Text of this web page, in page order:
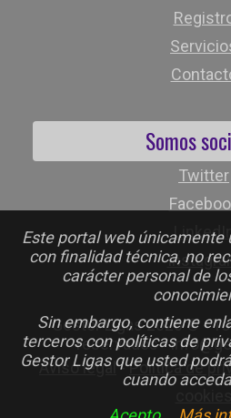
Este portal web únicamente
con finalidad técnica, no
carácter personal de
Sin embargo, contiene
terceros con políticas de
Gestor Ligas que usted
cuando
Somos
Twitter
Gestor Ligas 2026 © -
reservados -
Aviso legal-Política de